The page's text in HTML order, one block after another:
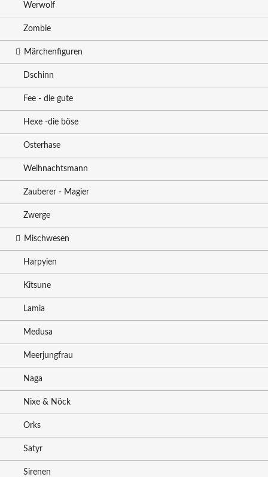
Werwolf
Zombie
Märchenfiguren
Dschinn
Fee - die gute
Hexe -die böse
Osterhase
Weihnachtsmann
Zauberer - Magier
Zwerge
Mischwesen
Harpyien
Kitsune
Lamia
Medusa
Meerjungfrau
Naga
Nixe & Nöck
Orks
Satyr
Sirenen